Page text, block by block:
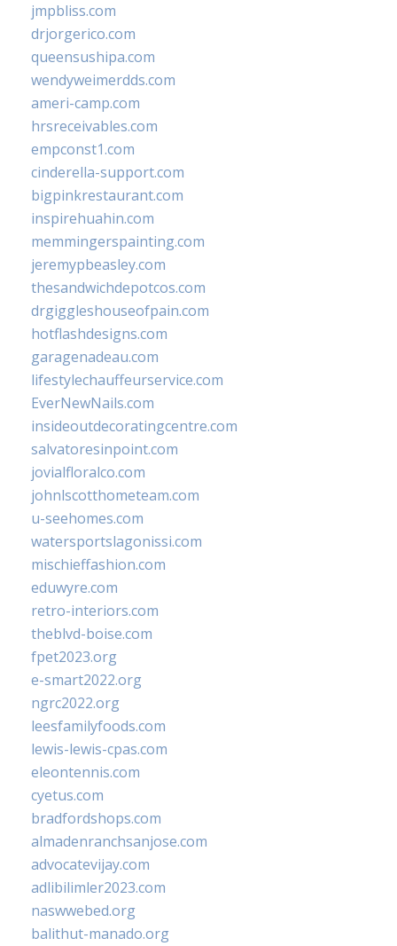
jmpbliss.com
drjorgerico.com
queensushipa.com
wendyweimerdds.com
ameri-camp.com
hrsreceivables.com
empconst1.com
cinderella-support.com
bigpinkrestaurant.com
inspirehuahin.com
memmingerspainting.com
jeremypbeasley.com
thesandwichdepotcos.com
drgiggleshouseofpain.com
hotflashdesigns.com
garagenadeau.com
lifestylechauffeurservice.com
EverNewNails.com
insideoutdecoratingcentre.com
salvatoresinpoint.com
jovialfloralco.com
johnlscotthometeam.com
u-seehomes.com
watersportslagonissi.com
mischieffashion.com
eduwyre.com
retro-interiors.com
theblvd-boise.com
fpet2023.org
e-smart2022.org
ngrc2022.org
leesfamilyfoods.com
lewis-lewis-cpas.com
eleontennis.com
cyetus.com
bradfordshops.com
almadenranchsanjose.com
advocatevijay.com
adlibilimler2023.com
naswwebed.org
balithut-manado.org